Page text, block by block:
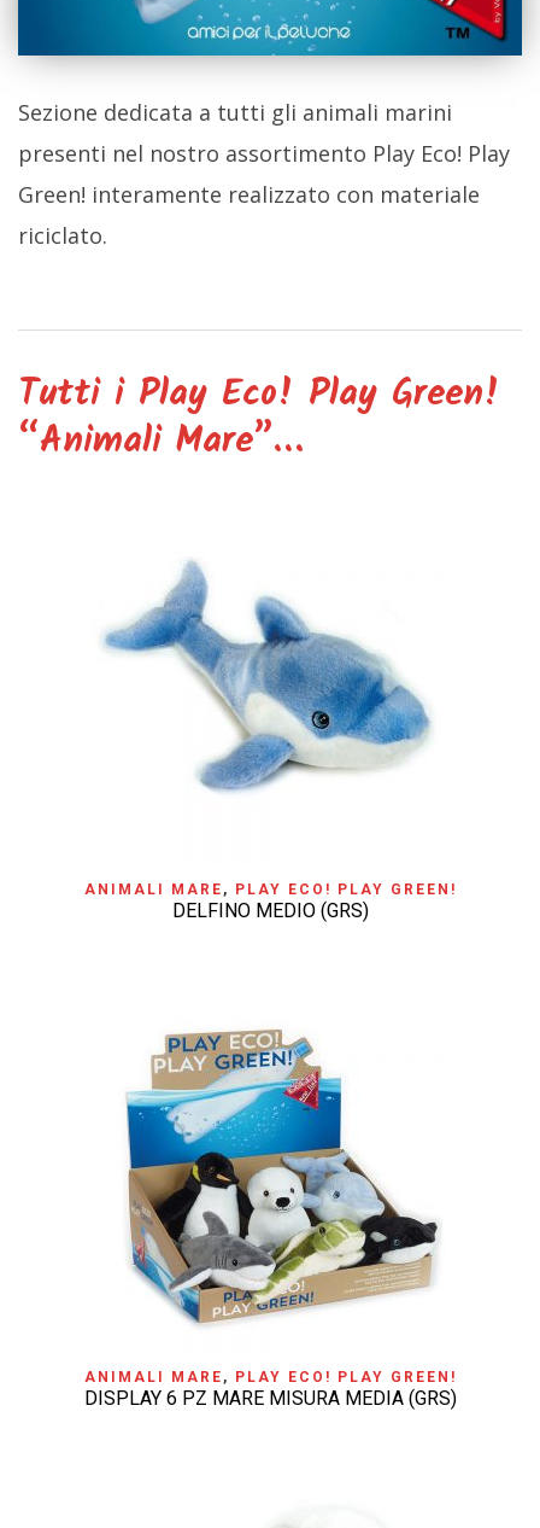
Sezione dedicata a tutti gli animali marini
presenti nel nostro assortimento Play Eco! Play
Green! interamente realizzato con materiale
riciclato.
Tutti i Play Eco! Play Green!
“Animali Mare”…
ANIMALI MARE , PLAY ECO! PLAY GREEN!
DELFINO MEDIO (GRS)
ANIMALI MARE , PLAY ECO! PLAY GREEN!
DISPLAY 6 PZ MARE MISURA MEDIA (GRS)